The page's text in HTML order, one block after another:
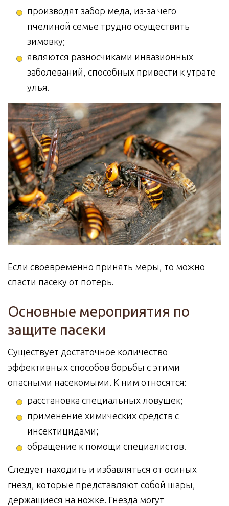
производят забор меда, из-за чего
пчелиной семье трудно осуществить
зимовку;
являются разносчиками инвазионных
заболеваний, способных привести к утрате
улья.
Если своевременно принять меры, то можно
спасти пасеку от потерь.
Основные мероприятия по
защите пасеки
Существует достаточное количество
эффективных способов борьбы с этими
опасными насекомыми. К ним относятся:
расстановка специальных ловушек;
применение химических средств с
инсектицидами;
обращение к помощи специалистов.
Следует находить и избавляться от осиных
гнезд, которые представляют собой шары,
держащиеся на ножке. Гнезда могут